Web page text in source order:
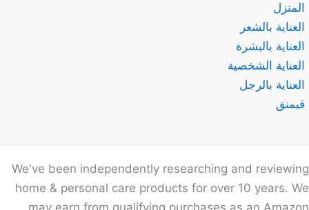
المنزل
العناية بالشعر
العناية بالبشرة
العناية الشخصية
العناية بالرجل
قيمنق
We've been independently researching and reviewing
home & personal care products for over 10 years. We